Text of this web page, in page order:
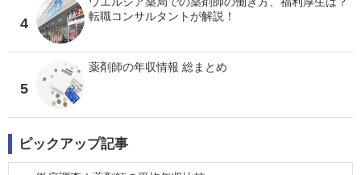
4
転職コンサルタントが解説！
5
薬剤師の年収情報 総まとめ
ピックアップ記事